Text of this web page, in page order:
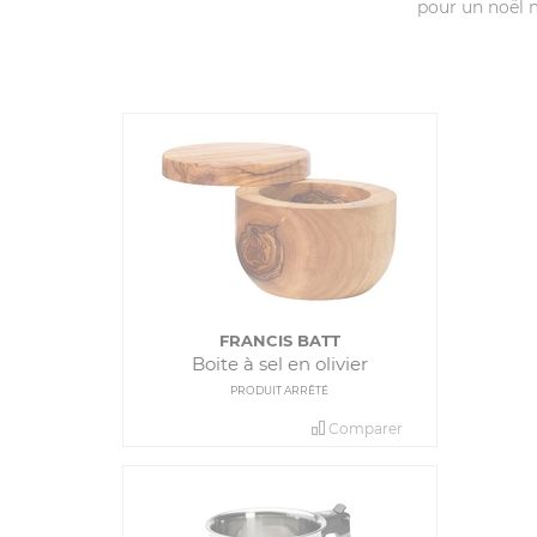
pour un noël
FRANCIS BATT
Boite à sel en olivier
PRODUIT ARRÊTÉ
Comparer